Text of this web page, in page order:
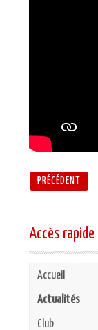
PRÉCÉDENT
Accès rapide
Accueil
Actualités
Club